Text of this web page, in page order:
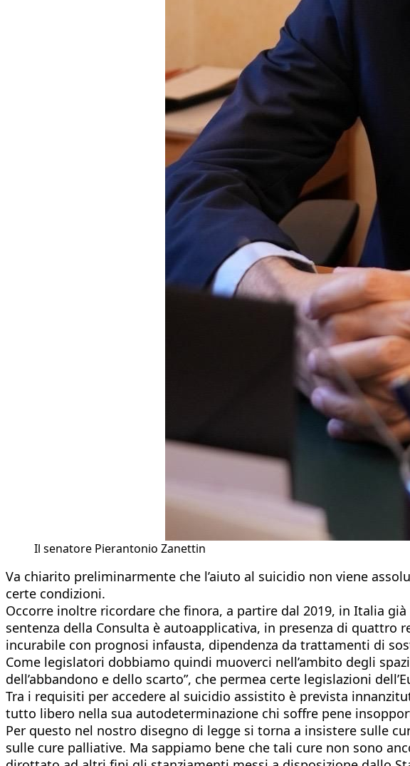
Il senatore Pierantonio Zanettin
Va chiarito preliminarmente che l’aiuto al suicidio non viene
certe condizioni.
Occorre inoltre ricordare che finora, a partire dal 2019, in Italia
sentenza della Consulta è autoapplicativa, in presenza di
incurabile con prognosi infausta, dipendenza da trattamenti di
Come legislatori dobbiamo quindi muoverci nell’ambito degli
dell’abbandono e dello scarto”, che permea certe legislazioni
Tra i requisiti per accedere al suicidio assistito è prevista
tutto libero nella sua autodeterminazione chi soffre pene
Per questo nel nostro disegno di legge si torna a insistere sulle
sulle cure palliative. Ma sappiamo bene che tali cure non sono